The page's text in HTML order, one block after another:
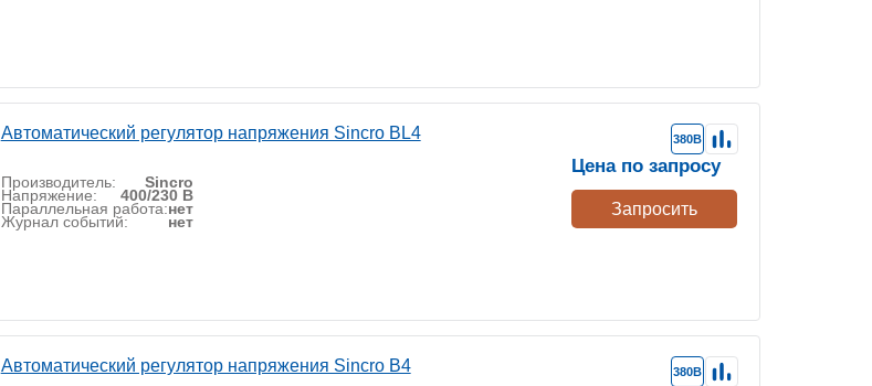
Автоматический регулятор напряжения Sincro BL4
Производитель: Sincro
Напряжение: 400/230 В
Параллельная работа:нет
Журнал событий: нет
380В
Цена по запросу
Запросить
Автоматический регулятор напряжения Sincro B4 380В